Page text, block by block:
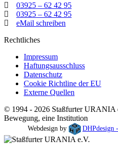
03925 – 62 42 95
03925 – 62 42 95
eMail schreiben
Rechtliches
Impressum
Haftungsausschluss
Datenschutz
Cookie Richtline der EU
Externe Quellen
© 1994 - 2026 Staßfurter URANIA
Bewegung, eine Institution
Webdesign by DHPdesign